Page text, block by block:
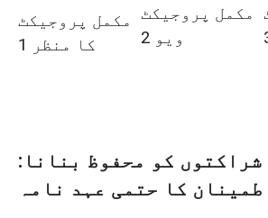
مکمل پروجیکٹ
کا منظر 1
مکمل پروجیکٹ
ویو 2
شراکتوں کو محفوظ بنانا:
کا حتمی عہد نامہ